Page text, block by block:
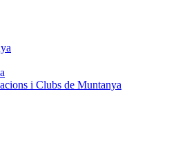
i Clubs de Muntanya